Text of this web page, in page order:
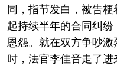
同，指节发白，被告
起持续半年的合同纠
恩怨。就在双方争吵
时，法官李佳音走了进